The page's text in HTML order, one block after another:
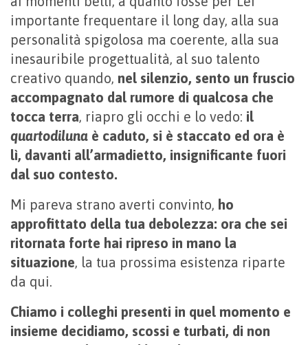
importante frequentare il long day, alla sua
personalità spigolosa ma coerente, alla sua
inesauribile progettualità, al suo talento
creativo quando, nel silenzio, sento un fruscio
accompagnato dal rumore di qualcosa che
tocca terra, riapro gli occhi e lo vedo: il
quartodiluna è caduto, si è staccato ed ora è
lì, davanti all’armadietto, insignificante fuori
dal suo contesto.
Mi pareva strano averti convinto, ho
approfittato della tua debolezza: ora che sei
ritornata forte hai ripreso in mano la
situazione, la tua prossima esistenza riparte
da qui.
Chiamo i colleghi presenti in quel momento e
insieme decidiamo, scossi e turbati, di non